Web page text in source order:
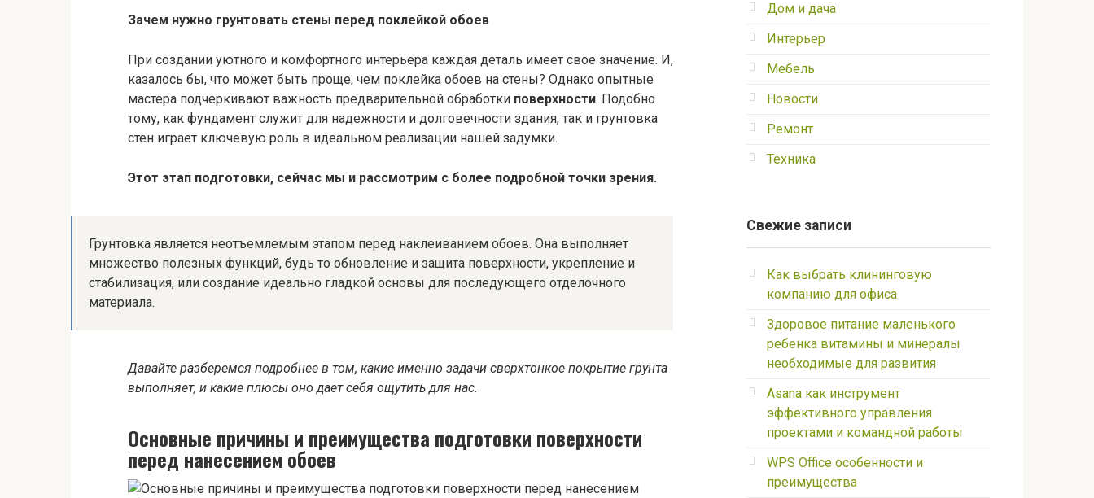
Зачем нужно грунтовать стены перед поклейкой обоев
При создании уютного и комфортного интерьера каждая деталь имеет свое значение. И,
казалось бы, что может быть проще, чем поклейка обоев на стены? Однако опытные
мастера подчеркивают важность предварительной обработки поверхности. Подобно
тому, как фундамент служит для надежности и долговечности здания, так и грунтовка
стен играет ключевую роль в идеальном реализации нашей задумки.
Этот этап подготовки, сейчас мы и рассмотрим с более подробной точки зрения.
Грунтовка является неотъемлемым этапом перед наклеиванием обоев. Она выполняет
множество полезных функций, будь то обновление и защита поверхности, укрепление и
стабилизация, или создание идеально гладкой основы для последующего отделочного
материала.
Давайте разберемся подробнее в том, какие именно задачи сверхтонкое покрытие грунта
выполняет, и какие плюсы оно дает себя ощутить для нас.
Основные причины и преимущества подготовки поверхности
перед нанесением обоев
Дом и дача
Интерьер
Мебель
Новости
Ремонт
Техника
Свежие записи
Как выбрать клининговую
компанию для офиса
Здоровое питание маленького
ребенка витамины и минералы
необходимые для развития
Asana как инструмент
эффективного управления
проектами и командной работы
WPS Office особенности и
преимущества